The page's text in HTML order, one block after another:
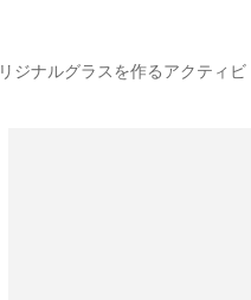
ジナルグラスを作るアクティビ